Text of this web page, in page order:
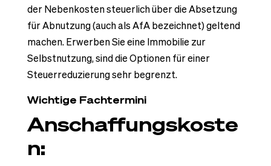
der Nebenkosten steuerlich über die Absetzung
für Abnutzung (auch als AfA bezeichnet) geltend
machen. Erwerben Sie eine Immobilie zur
Selbstnutzung, sind die Optionen für einer
Steuerreduzierung sehr begrenzt.
Wichtige Fachtermini
Anschaffungskoste
n: